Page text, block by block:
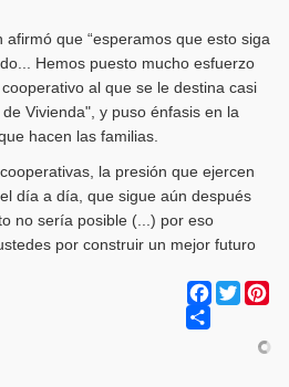
afirmó que “esperamos que esto siga
Hemos puesto mucho esfuerzo
al que se le destina casi
Vivienda", y puso énfasis en la
hacen las familias.
la presión que ejercen
día a día, que sigue aún después
no sería posible (...) por eso
por construir un mejor futuro
Facebook
Twitter